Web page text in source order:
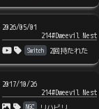
2026/05/01
214#Dweevil Nest
Switch 2回持たれた
2017/10/26
214#Dweevil Nest
NGC